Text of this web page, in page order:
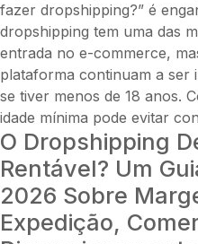
fazer dropshipping?” é
dropshipping tem uma das
entrada no e-commerce,
plataforma continuam a
se tiver menos de 18 anos.
idade mínima pode evitar
O Dropshipping
Rentável? Um
2026 Sobre
Expedição,